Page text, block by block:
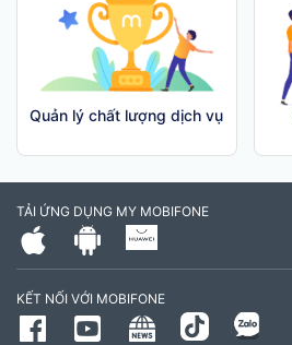
Quản lý chất lượng dịch vụ
TẢI ỨNG DỤNG MY MOBIFONE
KẾT NỐI VỚI MOBIFONE